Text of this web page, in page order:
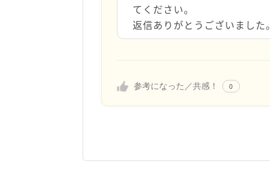
参考になった／共感！ 0
てください。
返信ありがとうございました